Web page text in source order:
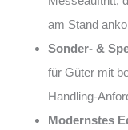
am Stand
Sonder- &
für Güter mit
Handling-
Modernstes